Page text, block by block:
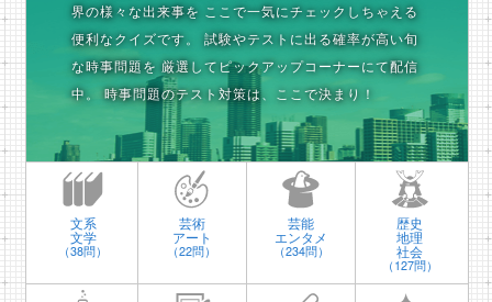
界の様々な出来事を ここで一気にチェックしちゃえる
便利なクイズです。
試験やテストに出る確率が高い旬
な時事問題を 厳選してピックアップコーナーにて配信
中。
時事問題のテスト対策は、ここで決まり！
文系
文学
（38問）
芸術
アート
（22問）
芸能
エンタメ
（234問）
歴史
地理
社会
（127問）